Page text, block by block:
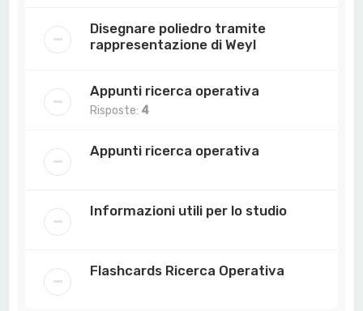
Disegnare poliedro tramite
rappresentazione di Weyl
Appunti ricerca operativa
Risposte: 4
Appunti ricerca operativa
Informazioni utili per lo studio
Flashcards Ricerca Operativa